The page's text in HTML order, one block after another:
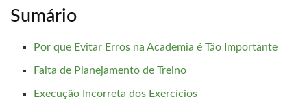
Sumário
Por que Evitar Erros na Academia é Tão Importante
Falta de Planejamento de Treino
Execução Incorreta dos Exercícios